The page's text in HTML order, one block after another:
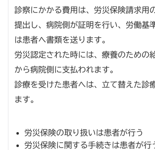
診察にかかる費用は、労災保険請求用
提出し、病院側が証明を行い、労働基
は患者へ書類を送ります。
労災認定された時には、療養のための
から病院側に支払われます。
診療を受けた患者へは、立て替えた診
ます。
労災保険の取り扱いは患者が行う
労災保険に関する手続きは患者が行